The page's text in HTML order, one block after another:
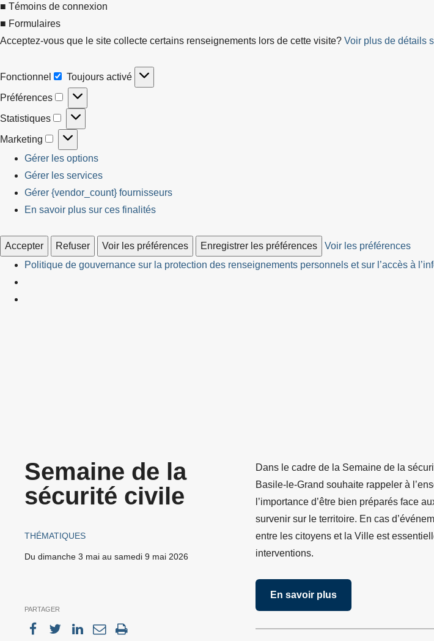
■ Témoins de connexion
■ Formulaires
Acceptez-vous que le site collecte certains renseignements lors de cette visite? Voir plus de détails
Fonctionnel
Fonctionnel
Toujours activé
Préférences
Préférences
Statistiques
Statistiques
Marketing
Marketing
Gérer les options
Gérer les services
Gérer {vendor_count} fournisseurs
En savoir plus sur ces finalités
Accepter Refuser Voir les préférences Enregistrer les préférences
Voir les préférences
Politique de gouvernance sur la protection des renseignements personnels et sur l’accès à
Semaine de la
sécurité civile
THÉMATIQUES
Du dimanche 3 mai au samedi 9 mai 2026
PARTAGER
Dans le cadre de la Semaine de la
Basile-le-Grand souhaite rappeler à
l’importance d’être bien préparés face
survenir sur le territoire. En cas
entre les citoyens et la Ville est
interventions.
En savoir plus